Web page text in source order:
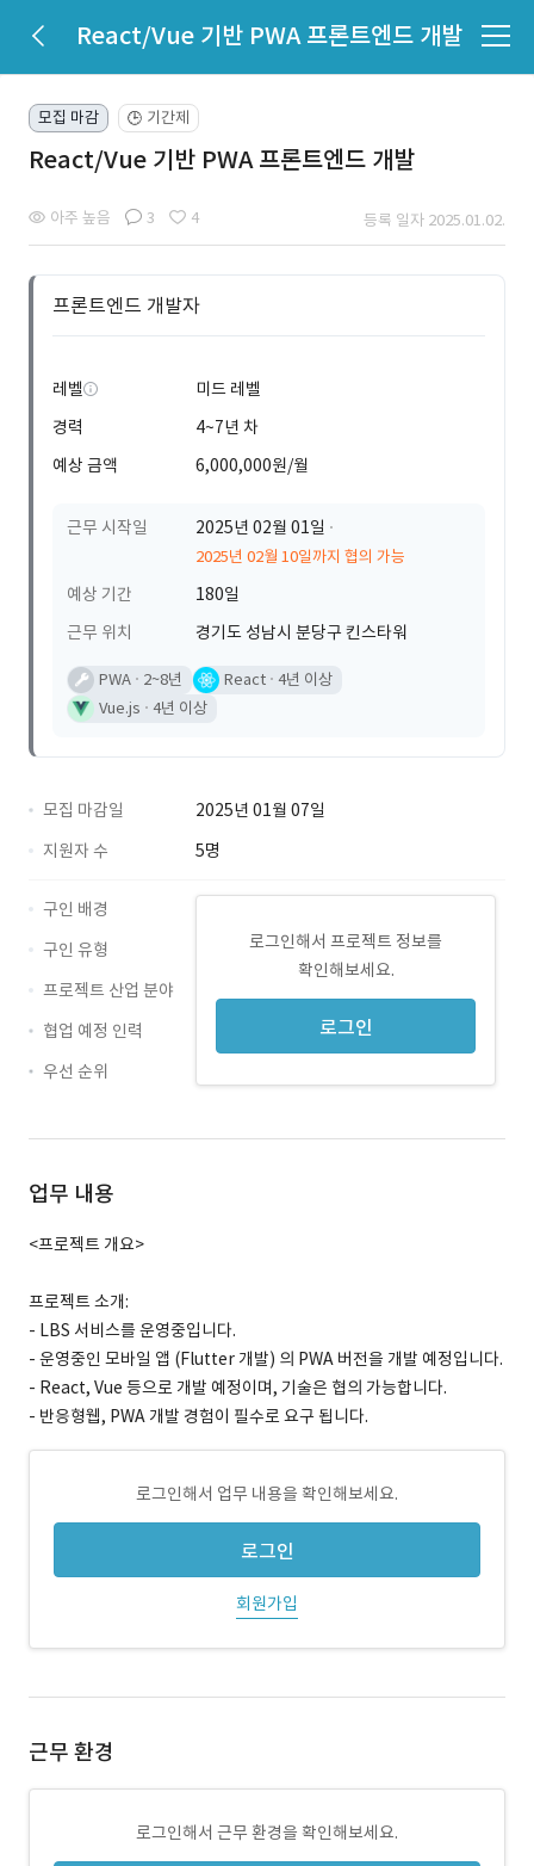
React/Vue 기반 PWA 프론트엔드 개발
모집 마감 🕒 기간제
React/Vue 기반 PWA 프론트엔드 개발
아주 높음 3 4 등록 일자 2025.01.02.
프론트엔드 개발자
레벨
미드 레벨
경력
4~7년 차
예상 금액
6,000,000원/월
근무 시작일 2025년 02월 01일
2025년 02월 10일까지 협의 가능
예상 기간
180일
근무 위치
경기도 성남시 분당구 킨스타워
PWA 2~8년 React 4년 이상
Vue.js
4년 이상
모집 마감일
2025년 01월 07일
지원자 수
5명
로그인해서 프로젝트 정보를
확인해보세요.
로그인
구인 배경
구인 유형
프로젝트 산업 분야
협업 예정 인력
우선 순위
업무 내용
<프로젝트 개요>
프로젝트 소개:
- LBS 서비스를 운영중입니다.
- 운영중인 모바일 앱 (Flutter 개발) 의 PWA 버전을 개발 예정입니다.
- React, Vue 등으로 개발 예정이며, 기술은 협의 가능합니다.
- 반응형웹, PWA 개발 경험이 필수로 요구 됩니다.
로그인해서 업무 내용을 확인해보세요.
로그인
회원가입
근무 환경
로그인해서 근무 환경을 확인해보세요.